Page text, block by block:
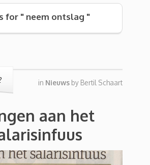
for " neem ontslag "
in Nieuws by Bertil Schaart
aan het